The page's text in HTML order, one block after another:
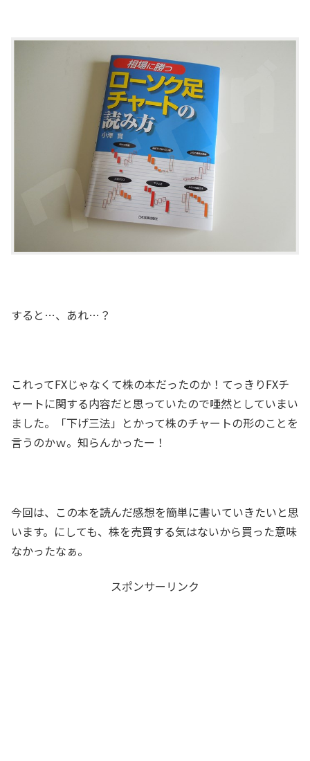
すると…、あれ…？
これってFXじゃなくて株の本だったのか！てっきりFXチ
ャートに関する内容だと思っていたので唖然としていまい
ました。「下げ三法」とかって株のチャートの形のことを
言うのかｗ。知らんかったー！
今回は、この本を読んだ感想を簡単に書いていきたいと思
います。にしても、株を売買する気はないから買った意味
なかったなぁ。
スポンサーリンク